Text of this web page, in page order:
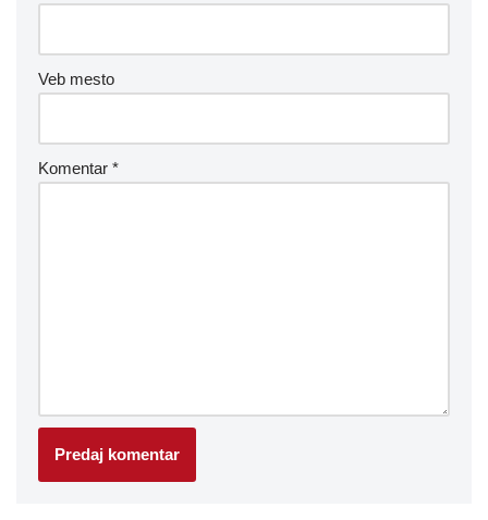
Veb mesto
Komentar *